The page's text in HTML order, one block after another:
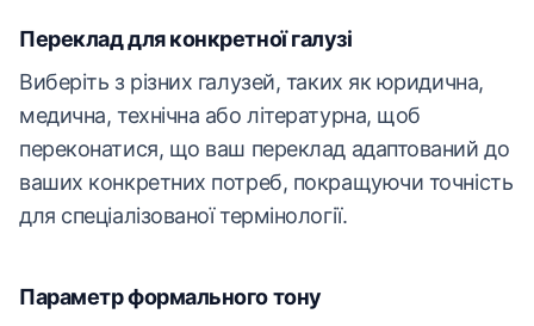
Переклад для конкретної галузі
Виберіть з різних галузей, таких як юридична,
медична, технічна або літературна, щоб
переконатися, що ваш переклад адаптований до
ваших конкретних потреб, покращуючи точність
для спеціалізованої термінології.
Параметр формального тону